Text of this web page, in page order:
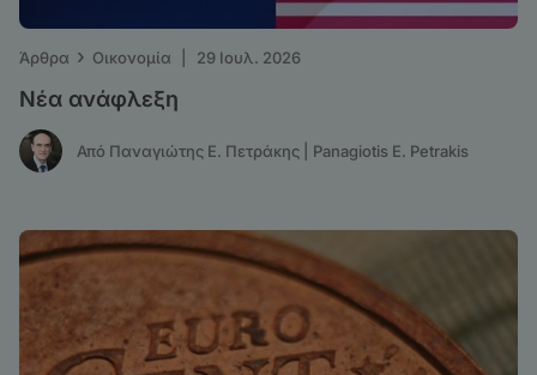
Άρθρα › Οικονομία 29 Ιουλ. 2026
Νέα ανάφλεξη
Από Παναγιώτης Ε. Πετράκης | Panagiotis E. Petrakis